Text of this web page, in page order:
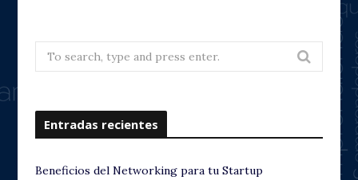
Search
for:
Entradas recientes
Beneficios del Networking para tu Startup